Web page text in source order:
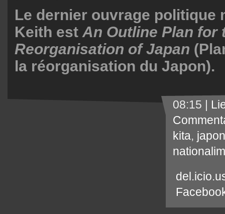
Le dernier ouvrage politique
Keith est An Outline Plan for
Reorganisation of Japan
la réorganisation du Japon).
08:15 |
kita, japon